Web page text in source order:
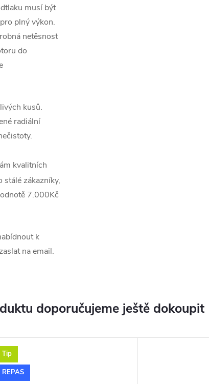
musí být
plný výkon.
netěsnost
do
kusů.
radiální
kvalitních
stálé zákazníky,
7.000Kč
k
na email.
doporučujeme ještě dokoupit
Tip
REPAS